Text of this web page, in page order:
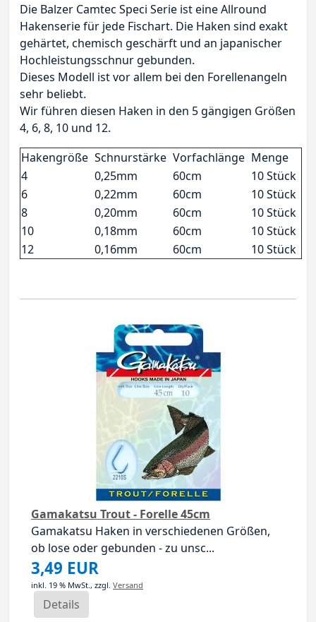
Die Balzer Camtec Speci Serie ist eine Allround
Hakenserie für jede Fischart. Die Haken sind exakt
gehärtet, chemisch geschärft und an japanischer
Hochleistungsschnur gebunden.
Dieses Modell ist vor allem bei den Forellenangeln
sehr beliebt.
Wir führen diesen Haken in den 5 gängigen Größen
4, 6, 8, 10 und 12.
Hakengröße Schnurstärke Vorfachlänge Menge
4
0,25mm 60cm
10 Stück
6
0,22mm 60cm
10 Stück
8
0,20mm 60cm
10 Stück
10
0,18mm 60cm
10 Stück
12
0,16mm 60cm 10 Stück
Gamakatsu Trout - Forelle 45cm
Gamakatsu Haken in verschiedenen Größen,
ob lose oder gebunden - zu unsc...
3,49 EUR
inkl. 19 % MwSt., zzgl. Versand
Details